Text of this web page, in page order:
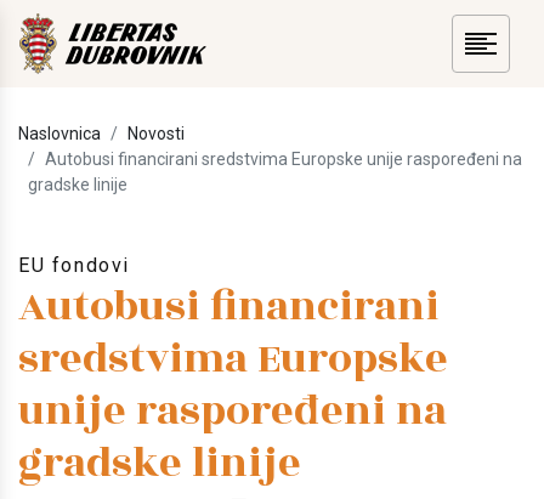
Naslovnica
Novosti
Autobusi financirani sredstvima Europske unije raspoređeni na
gradske linije
EU fondovi
Autobusi financirani
sredstvima Europske
unije raspoređeni na
gradske linije